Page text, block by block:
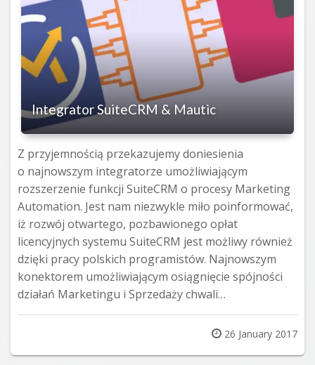
Integrator SuiteCRM & Mautic
Z przyjemnością przekazujemy doniesienia
o najnowszym integratorze umożliwiającym
rozszerzenie funkcji SuiteCRM o procesy Marketing
Automation. Jest nam niezwykle miło poinformować,
iż rozwój otwartego, pozbawionego opłat
licencyjnych systemu SuiteCRM jest możliwy również
dzięki pracy polskich programistów. Najnowszym
konektorem umożliwiającym osiągnięcie spójności
działań Marketingu i Sprzedaży chwali…
Posted
on
26 January 2017